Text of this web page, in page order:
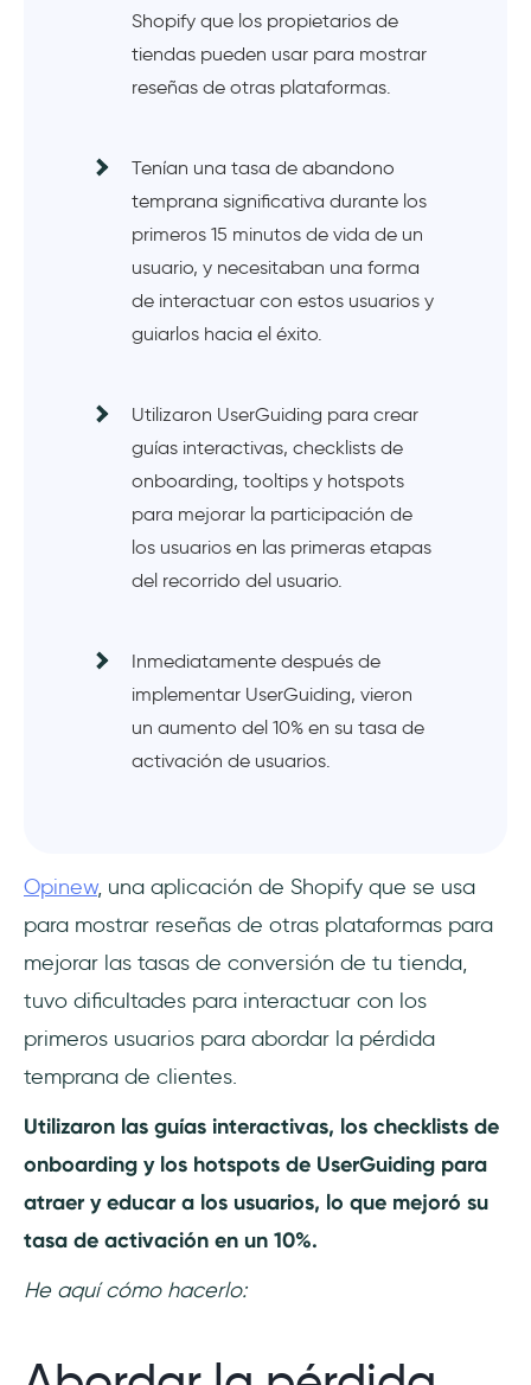
Shopify que los propietarios de
tiendas pueden usar para mostrar
reseñas de otras plataformas.
Tenían una tasa de abandono
temprana significativa durante los
primeros 15 minutos de vida de un
usuario, y necesitaban una forma
de interactuar con estos usuarios y
guiarlos hacia el éxito.
Utilizaron UserGuiding para crear
guías interactivas, checklists de
onboarding, tooltips y hotspots
para mejorar la participación de
los usuarios en las primeras etapas
del recorrido del usuario.
Inmediatamente después de
implementar UserGuiding, vieron
un aumento del 10% en su tasa de
activación de usuarios.
Opinew, una aplicación de Shopify que se usa
para mostrar reseñas de otras plataformas para
mejorar las tasas de conversión de tu tienda,
tuvo dificultades para interactuar con los
primeros usuarios para abordar la pérdida
temprana de clientes.
Utilizaron las guías interactivas, los checklists de
onboarding y los hotspots de UserGuiding para
atraer y educar a los usuarios, lo que mejoró su
tasa de activación en un 10%.
He aquí cómo hacerlo: